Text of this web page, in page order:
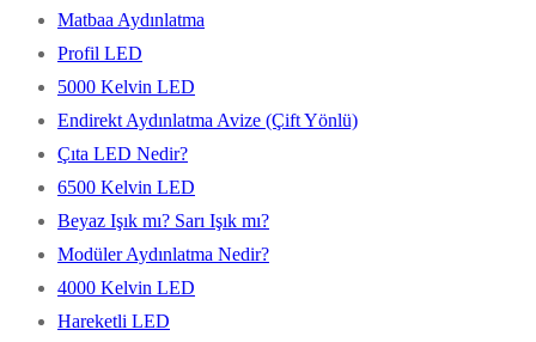
Matbaa Aydınlatma
Profil LED
5000 Kelvin LED
Endirekt Aydınlatma Avize (Çift Yönlü)
Çıta LED Nedir?
6500 Kelvin LED
Beyaz Işık mı? Sarı Işık mı?
Modüler Aydınlatma Nedir?
4000 Kelvin LED
Hareketli LED